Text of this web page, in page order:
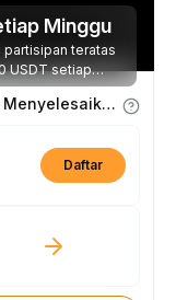
Minggu
partisipan teratas
USDT setiap
Dapatkan Poin Pengalaman dengan Menyelesaikan Tugas
Daftar